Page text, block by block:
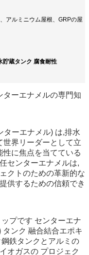
アルミニウム屋根、GRPの屋
貯蔵タンク 腐食耐性
ターエナメルの専門知
ターエナメル) は,排水
世界リーダーとして立
性に焦点を当てている
センターエナメルは,
クトのための革新的な
供するための信頼でき
プです センターエナ
タンク 融合結合エポキ
鉄タンクとアルミの
オガスの プロジェク